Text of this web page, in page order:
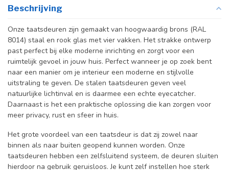
Beschrijving
Onze taatsdeuren zijn gemaakt van hoogwaardig brons (RAL
8014) staal en rook glas met vier vakken. Het strakke ontwerp
past perfect bij elke moderne inrichting en zorgt voor een
ruimtelijk gevoel in jouw huis. Perfect wanneer je op zoek bent
naar een manier om je interieur een moderne en stijlvolle
uitstraling te geven. De stalen taatsdeuren geven veel
natuurlijke lichtinval en is daarmee een echte eyecatcher.
Daarnaast is het een praktische oplossing die kan zorgen voor
meer privacy, rust en sfeer in huis.
Het grote voordeel van een taatsdeur is dat zij zowel naar
binnen als naar buiten geopend kunnen worden. Onze
taatsdeuren hebben een zelfsluitend systeem, de deuren sluiten
hierdoor na gebruik geruisloos. Je kunt zelf instellen hoe sterk